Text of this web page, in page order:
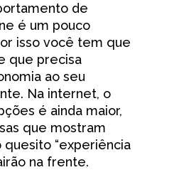
de
é um pouco
isso você tem que
que precisa
ao seu
Na internet, o
é ainda maior,
que mostram
quesito “experiência
na frente.